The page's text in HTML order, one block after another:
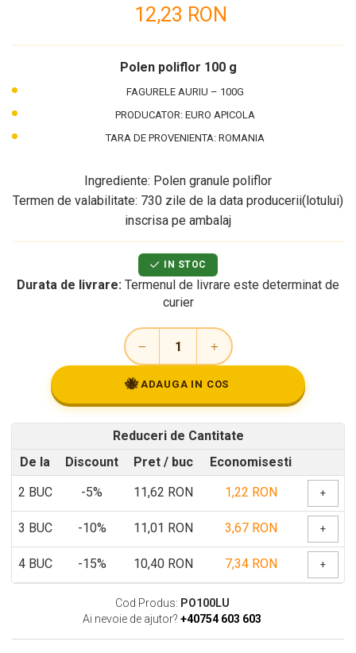
12,23 RON
Polen poliflor 100 g
FAGURELE AURIU – 100G
PRODUCATOR: EURO APICOLA
TARA DE PROVENIENTA: ROMANIA
Ingrediente: Polen granule poliflor
Termen de valabilitate: 730 zile de la data producerii(lotului)
inscrisa pe ambalaj
IN STOC
Durata de livrare: Termenul de livrare este determinat de
curier
🐝ADAUGA IN COS
Reduceri de Cantitate
De la
Discount Pret / buc
Economisesti
2 BUC -5% 11,62 RON 1,22 RON +
3 BUC -10% 11,01 RON 3,67 RON +
4BUC -15% 10,40 RON 7,34 RON +
Cod Produs: PO100LU
Ai nevoie de ajutor? +40754 603 603